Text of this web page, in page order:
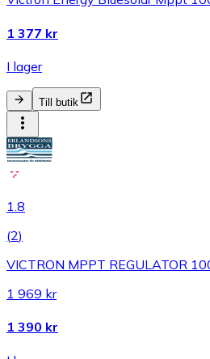
1 377 kr
I lager
Till butik
1.8
(2)
VICTRON MPPT REGULATOR
1 969 kr
1 390 kr